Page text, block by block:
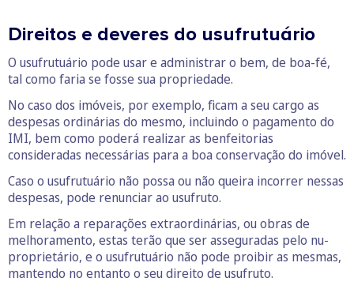
Direitos e deveres do usufrutuário
O usufrutuário pode usar e administrar o bem, de boa-fé,
tal como faria se fosse sua propriedade.
No caso dos imóveis, por exemplo, ficam a seu cargo as
despesas ordinárias do mesmo, incluindo o pagamento do
IMI, bem como poderá realizar as benfeitorias
consideradas necessárias para a boa conservação do imóvel.
Caso o usufrutuário não possa ou não queira incorrer nessas
despesas, pode renunciar ao usufruto.
Em relação a reparações extraordinárias, ou obras de
melhoramento, estas terão que ser asseguradas pelo nu-
proprietário, e o usufrutuário não pode proibir as mesmas,
mantendo no entanto o seu direito de usufruto.